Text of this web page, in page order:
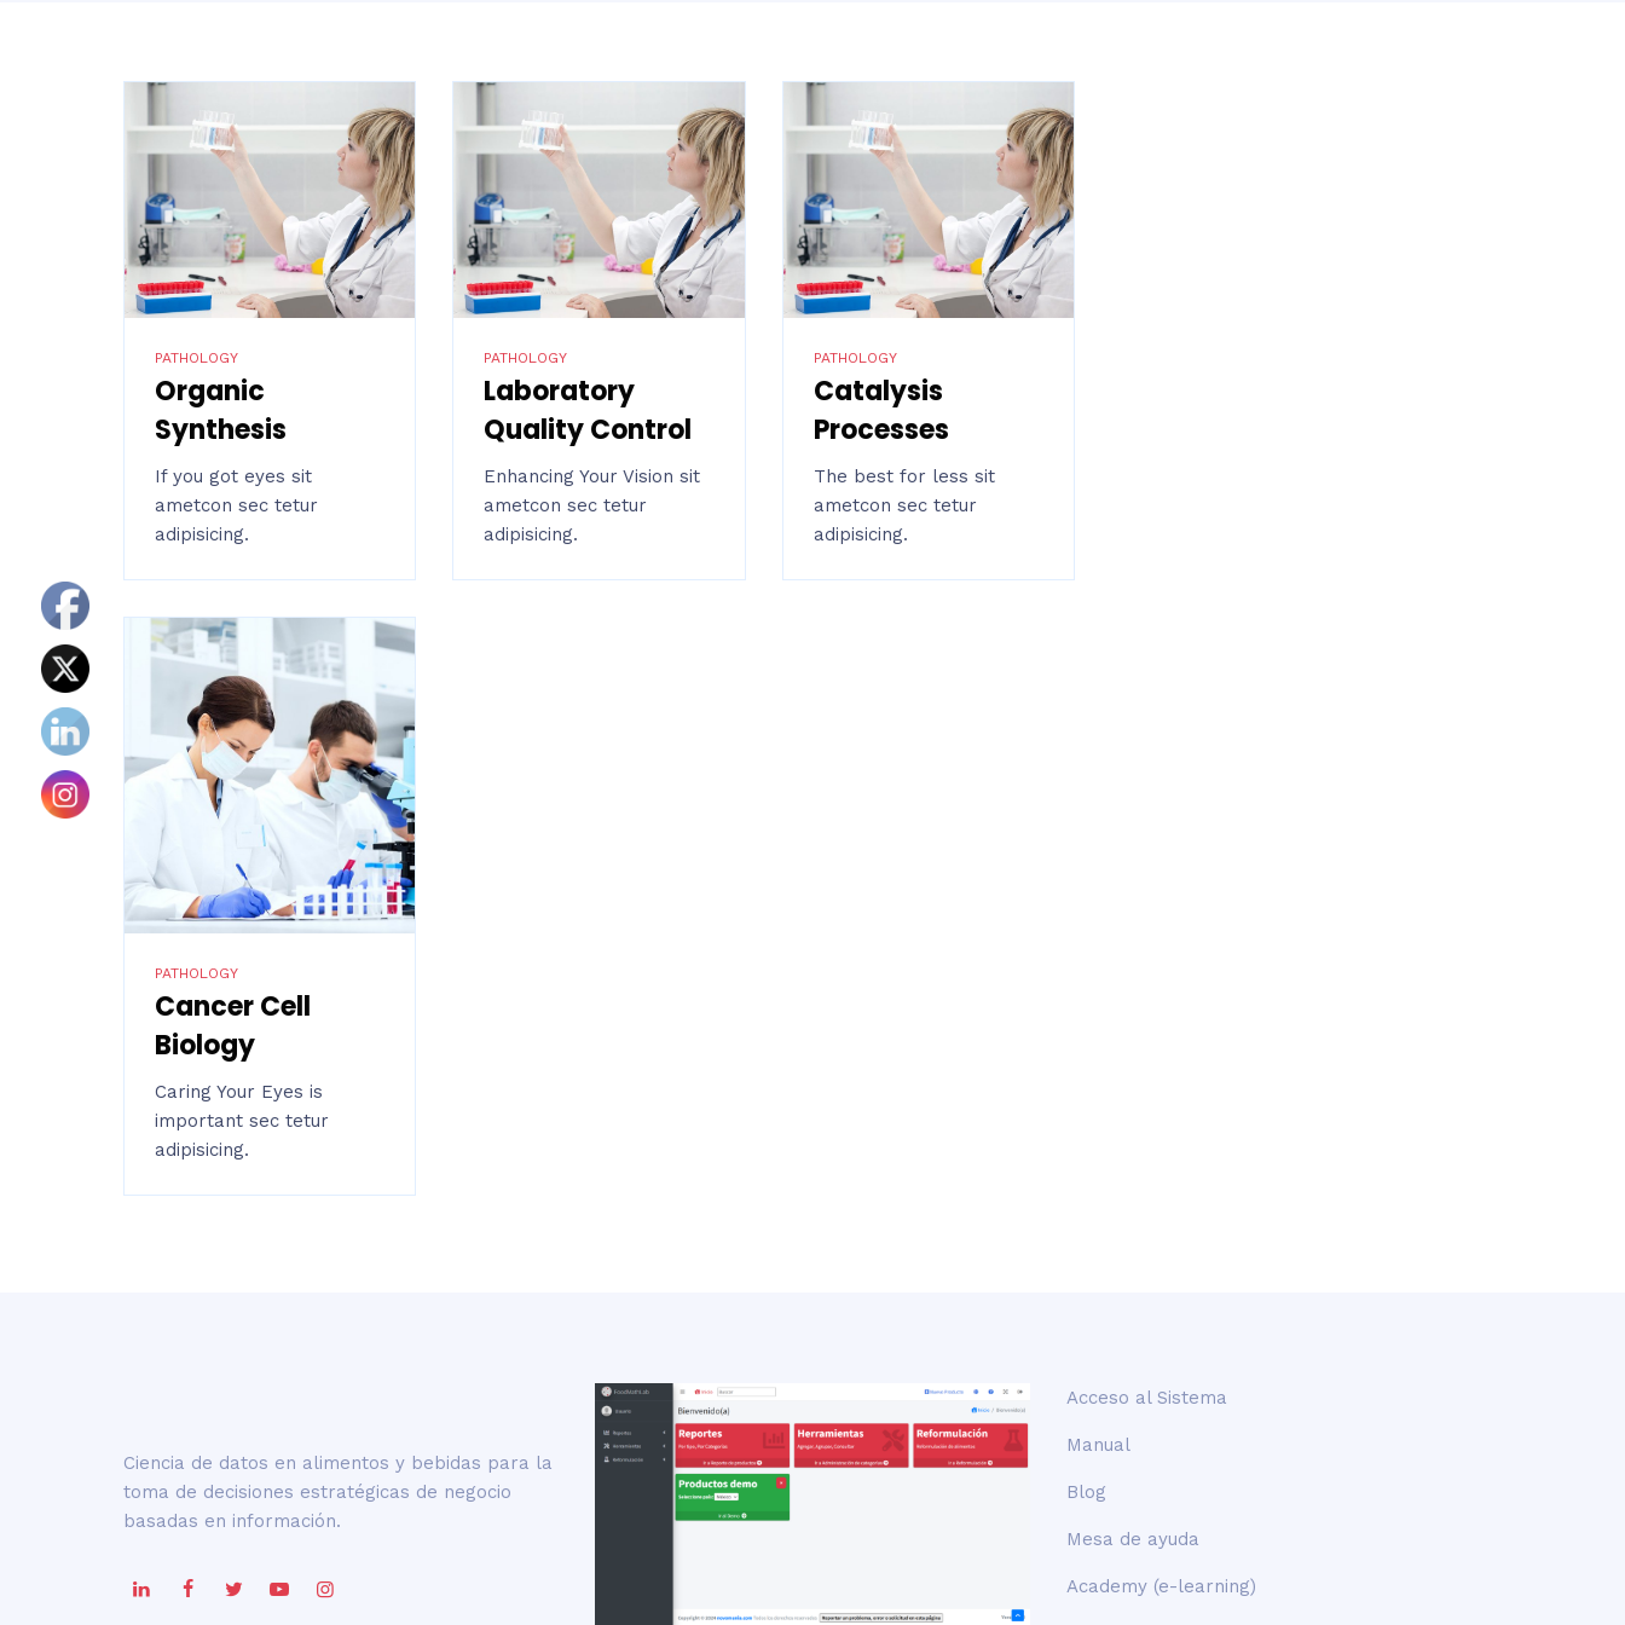
PATHOLOGY
Organic
Synthesis
If you got eyes sit
ametcon sec tetur
adipisicing.
PATHOLOGY
Laboratory
Quality Control
Enhancing Your Vision sit
ametcon sec tetur
adipisicing.
PATHOLOGY
Catalysis
Processes
The best for less sit
ametcon sec tetur
adipisicing.
PATHOLOGY
Cancer Cell
Biology
Caring Your Eyes is
important sec tetur
adipisicing.
Ciencia de datos en alimentos y bebidas para la
toma de decisiones estratégicas de negocio
basadas en información.
Acceso al Sistema
Manual
Blog
Mesa de ayuda
Academy (e-learning)